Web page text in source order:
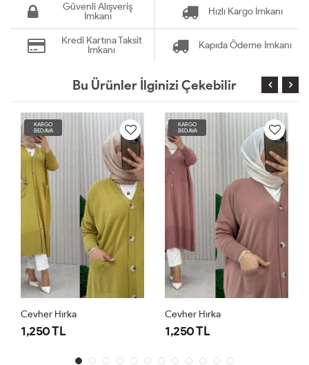
Güvenli Alışveriş
İmkanı
Hızlı Kargo İmkanı
Kredi Kartına Taksit
İmkanı
Kapıda Ödeme İmkanı
Bu Ürünler İlginizi Çekebilir
KARGO
BEDAVA
Cevher Hırka
1,250 TL
KARGO
BEDAVA
Cevher Hırka
1,250 TL